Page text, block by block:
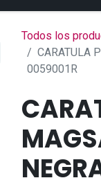
Todos los
CARATULA
0059001R